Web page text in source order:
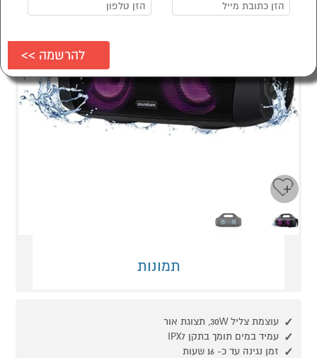
תמונות
עוצמת צליל 30W, תצוגת אור
עמיד במים תומך בתקן IPX7
זמן נגינה עד כ- 16 שעות